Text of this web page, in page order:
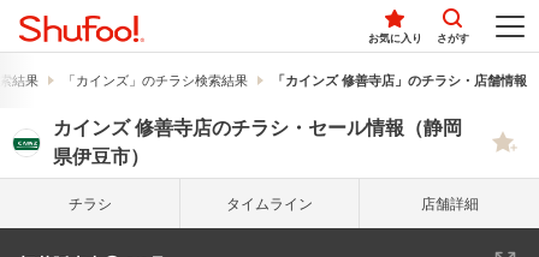
お気に入り さがす
結果 「カインズ」のチラシ検索結果 「カインズ 修善寺店」のチラシ・店舗情報
カインズ 修善寺店のチラシ・セール情報（静岡
県伊豆市）
チラシ タイム ライン 店舗詳細